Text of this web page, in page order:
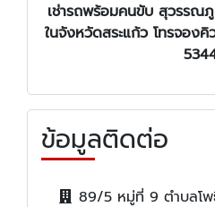
เช่ารถพร้อมคนขับ สุวรรณ
ในจังหวัดสระแก้ว โทรจอง
ข้อมูลติดต่อ
89/5 หมู่ที่ 9 ตำบลโพ